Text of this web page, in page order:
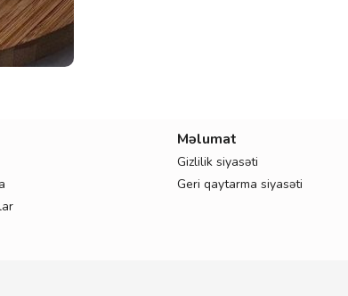
Məlumat
Gizlilik siyasəti
Geri qaytarma siyasəti